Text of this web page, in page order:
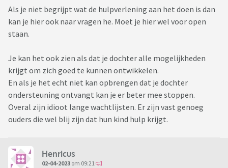
Als je niet begrijpt wat de hulpverlening aan het doen is dan
kan je hier ook naar vragen he. Moet je hier wel voor open
staan.
Je kan het ook zien als dat je dochter alle mogelijkheden
krijgt om zich goed te kunnen ontwikkelen.
En als je het echt niet kan opbrengen dat je dochter
ondersteuning ontvangt kan je er beter mee stoppen.
Overal zijn idioot lange wachtlijsten. Er zijn vast genoeg
ouders die wel blij zijn dat hun kind hulp krijgt.
Henricus
02-04-2023 om 09:21